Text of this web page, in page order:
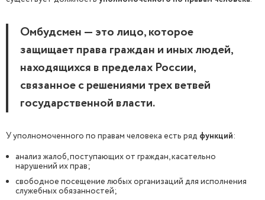
Омбудсмен — это лицо, которое
защищает права граждан и иных людей,
находящихся в пределах России,
связанное с решениями трех ветвей
государственной власти.
У уполномоченного по правам человека есть ряд функций:
анализ жалоб, поступающих от граждан, касательно
нарушений их прав;
свободное посещение любых организаций для исполнения
служебных обязанностей;